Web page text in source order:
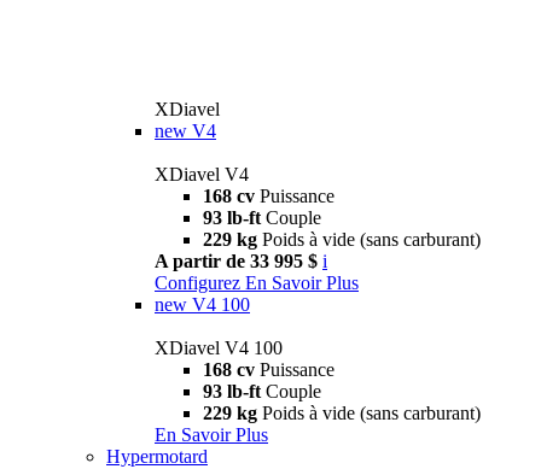
XDiavel
new V4
XDiavel V4
168 cv Puissance
93 lb-ft Couple
229 kg Poids à vide (sans carburant)
A partir de 33 995 $ i
Configurez En Savoir Plus
new V4 100
XDiavel V4 100
168 cv Puissance
93 lb-ft Couple
229 kg Poids à vide (sans carburant)
En Savoir Plus
Hypermotard